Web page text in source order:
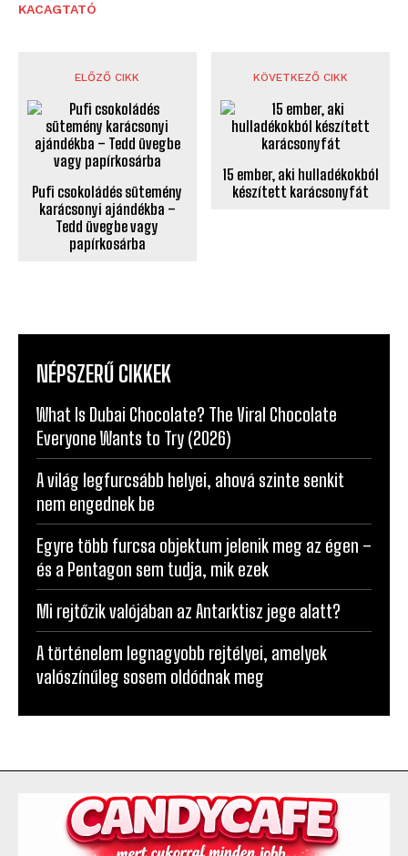
KACAGTATÓ
ELŐZŐ CIKK
Pufi csokoládés sütemény
karácsonyi ajándékba –
Tedd üvegbe vagy
papírkosárba
KÖVETKEZŐ CIKK
15 ember, aki hulladékokból
készített karácsonyfát
NÉPSZERŰ CIKKEK
What Is Dubai Chocolate? The Viral Chocolate
Everyone Wants to Try (2026)
A világ legfurcsább helyei, ahová szinte senkit
nem engednek be
Egyre több furcsa objektum jelenik meg az égen –
és a Pentagon sem tudja, mik ezek
Mi rejtőzik valójában az Antarktisz jege alatt?
A történelem legnagyobb rejtélyei, amelyek
valószínűleg sosem oldódnak meg